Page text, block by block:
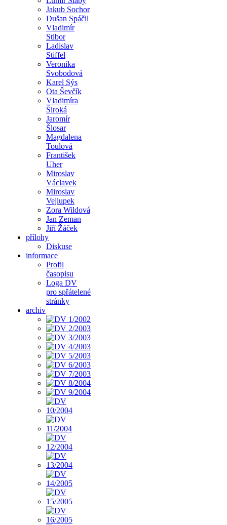
Jakub Sochor
Dušan Spáčil
Vladimír
Stibor
Ladislav
Stiffel
Veronika
Svobodová
Karel Sýs
Ota Ševčík
Vladimíra
Široká
Jaromír
Šlosar
Magdalena
Toulová
František
Uher
Miroslav
Václavek
Miroslav
Vejlupek
Zora Wildová
Jan Zeman
Jiří Žáček
přílohy
Diskuse
informace
Profil
časopisu
Loga DV
pro spřátelené
stránky
archiv